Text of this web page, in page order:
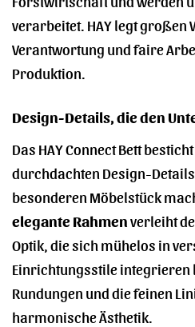
verarbeitet. HAY legt großen
Verantwortung und faire
Produktion.
Design-Details, die den
Das HAY Connect Bett
durchdachten Design-
besonderen Möbelstück
elegante Rahmenverleiht
Optik, die sich mühelos in
Einrichtungsstile integrieren
Rundungen und die feinen
harmonische Ästhetik.